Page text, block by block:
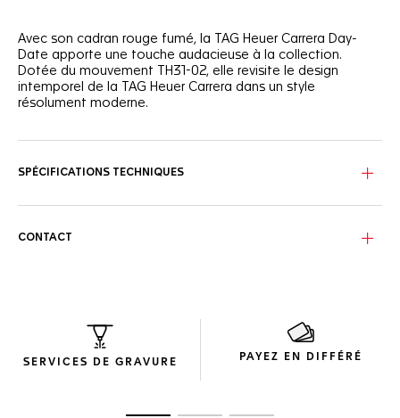
Avec son cadran rouge fumé, la TAG Heuer Carrera Day-
Date apporte une touche audacieuse à la collection.
Dotée du mouvement TH31-02, elle revisite le design
intemporel de la TAG Heuer Carrera dans un style
résolument moderne.
bride noire lui confère une intensité unique. Sur le fond du
Le bracelet à trois rangées à maillons ajustables en H avec
réserve de marche de 80 heures. La fonction jour-date
ajoute une dimension pratique à ce design singulier.
SPÉCIFICATIONS TECHNIQUES
CONTACT
SERVICES DE GRAVURE PAYEZ EN DIFFÉRÉ